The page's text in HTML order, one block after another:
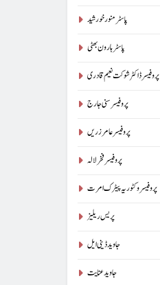
پاسٹر منور خورشید
پاسٹر ہارون بھٹی
پروفیسر ڈاکٹر شوکت نعیم قادری
پروفیسر سنی جارج
پروفیسر عامر زریں
پروفیسر فخر لالہ
پروفیسر وکٹوریہ پیٹرک امرت
پریس ریلیز
جاوید ڈینی ایل
جاوید عنایت